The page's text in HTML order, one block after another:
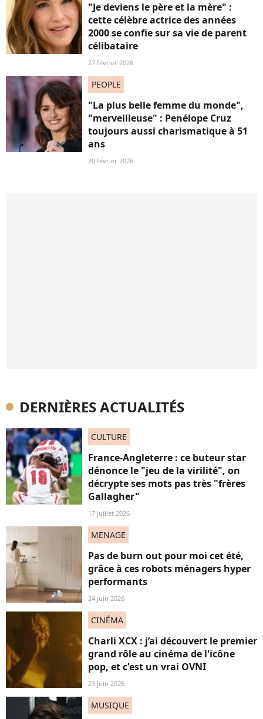
"Je deviens le père et la mère" :
cette célèbre actrice des années
2000 se confie sur sa vie de parent
célibataire
27 février 2026
PEOPLE
"La plus belle femme du monde",
"merveilleuse" : Penélope Cruz
toujours aussi charismatique à 51
ans
20 février 2026
DERNIÈRES ACTUALITÉS
CULTURE
France-Angleterre : ce buteur star
dénonce le "jeu de la virilité", on
décrypte ses mots pas très "frères
Gallagher"
17 juillet 2026
MENAGE
Pas de burn out pour moi cet été,
grâce à ces robots ménagers hyper
performants
24 juin 2026
CINÉMA
Charli XCX : j’ai découvert le premier
grand rôle au cinéma de l'icône
pop, et c'est un vrai OVNI
23 juin 2026
MUSIQUE